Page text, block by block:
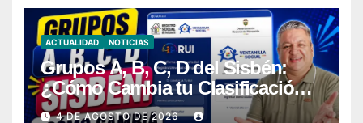
ACTUALIDAD NOTICIAS
Grupos A, B, C, D del Sisbén:
¿Cómo Cambia tu Clasificación
con el RUI?
4 DE AGOSTO DE 2026